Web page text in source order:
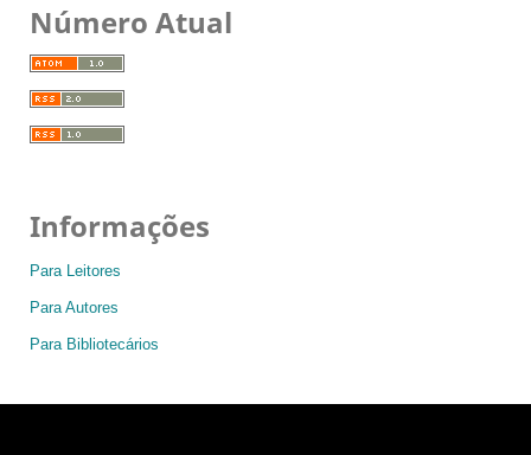
Número Atual
Informações
Para Leitores
Para Autores
Para Bibliotecários